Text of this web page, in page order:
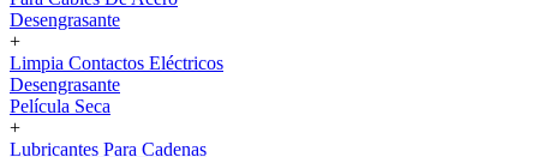
Desengrasante
+
Limpia Contactos Eléctricos
Desengrasante
Película Seca
+
Lubricantes Para Cadenas